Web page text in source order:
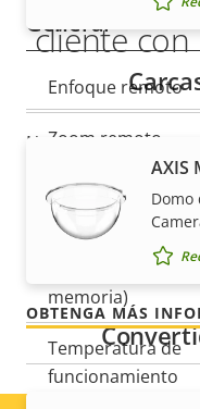
General
Descripción
de
propiedad
Enfoque remoto
Zoom remoto
Infrarrojos
Almacenamiento
(ranura para
memoria)
Temperatura de
funcionamiento
AXIS
Domo
cliente
Nuestra nueva
clientes años de
control de los
la factura, lo que